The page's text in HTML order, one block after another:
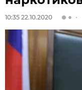
10:35 22.10.2020